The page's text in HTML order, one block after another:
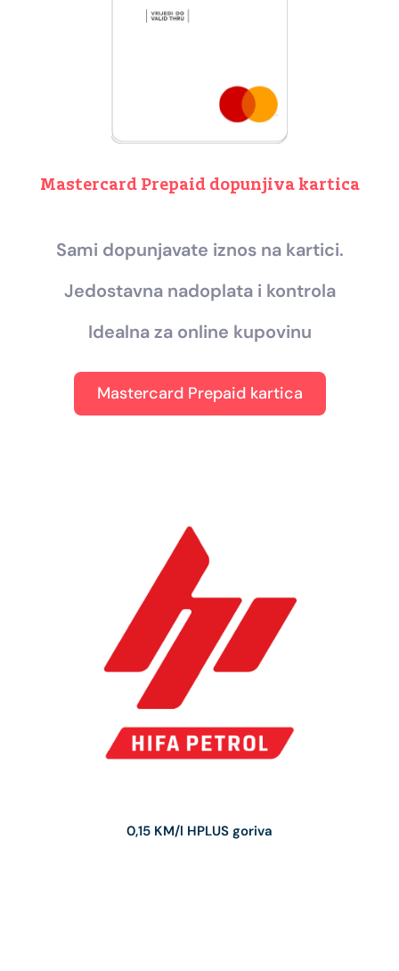
Mastercard Prepaid dopunjiva kartica
Sami dopunjavate iznos na kartici.
Jedostavna nadoplata i kontrola
Idealna za online kupovinu
Mastercard Prepaid kartica
0,15 KM/l HPLUS goriva